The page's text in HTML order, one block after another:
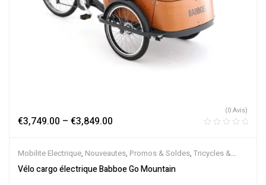
€3,749.00 – €3,849.00
(0 Avis)
Mobilite Electrique, Nouveautes, Promos & Soldes, Tricycles &
Cargos,Vélo électrique ville,Velos Electriques
Vélo cargo électrique Babboe Go Mountain